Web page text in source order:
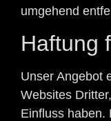
umgehend
Haftung
Unser Angebot
Websites
Einfluss haben.